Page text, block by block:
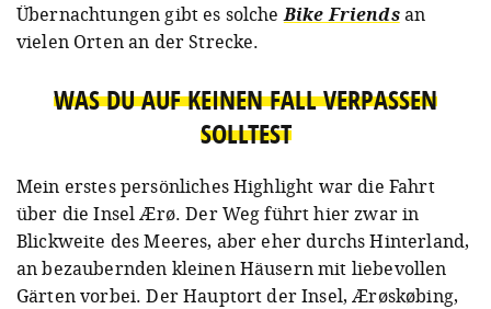
Übernachtungen gibt es solcheBike Friendsan
vielen Orten an der Strecke.
WAS DU AUF KEINEN FALL VERPASSEN
SOLLTEST
Mein erstes persönliches Highlight war die Fahrt
über die Insel Ærø. Der Weg führt hier zwar in
Blickweite des Meeres, aber eher durchs Hinterland,
an bezaubernden kleinen Häusern mit liebevollen
Gärten vorbei. Der Hauptort der Insel, Ærøskøbing,